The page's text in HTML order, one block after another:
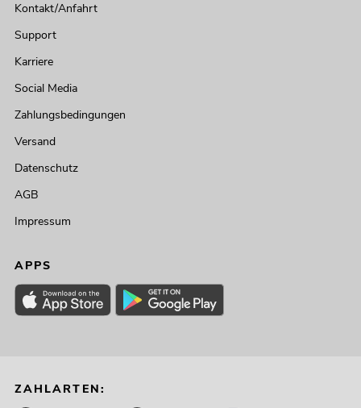
Laser LED KLS Laser Bar
Kontakt/Anfahrt
Support
Karriere
Social Media
Zahlungsbedingungen
Versand
Datenschutz
AGB
Impressum
APPS
ZAHLARTEN: